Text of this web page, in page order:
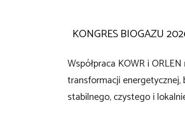
KONGRES BIOGAZU
Współpraca KOWR i
transformacji
stabilnego, czystego i